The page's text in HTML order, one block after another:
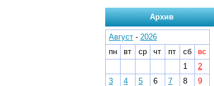
Архив
Август - 2026
пн
вт ср чт пт сб
вс
1
2
3
4 5 6 7 8
9